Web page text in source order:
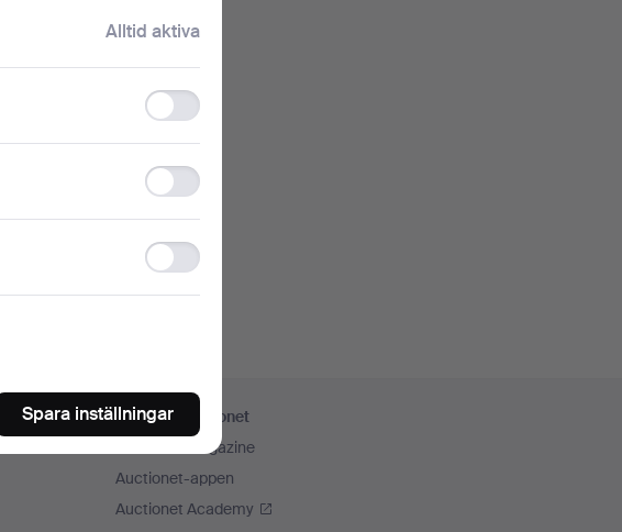
Mer från Auctionet
Auctionet Magazine
Auctionet-appen
Auctionet Academy
Alltid aktiva
Functionality
storage
Statistics
storage
Ad
storage
Spara inställningar